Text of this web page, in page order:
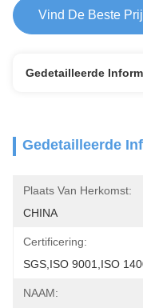
Vind De Beste
Gedetailleerde
Gedetailleerde
Plaats Van Herkomst:
CHINA
Certificering:
SGS,ISO 9001,ISO
NAAM: